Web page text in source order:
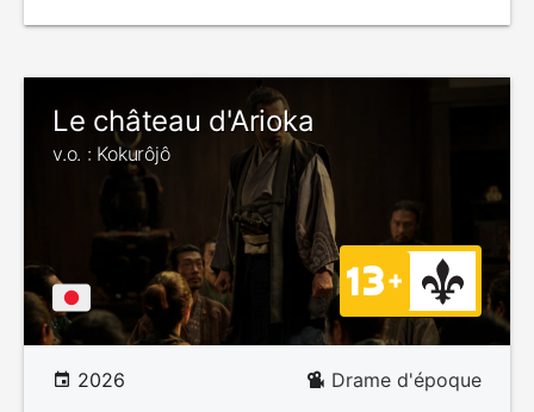
Le château d'Arioka
v.o. : Kokurôjô
2026 Drame d'époque